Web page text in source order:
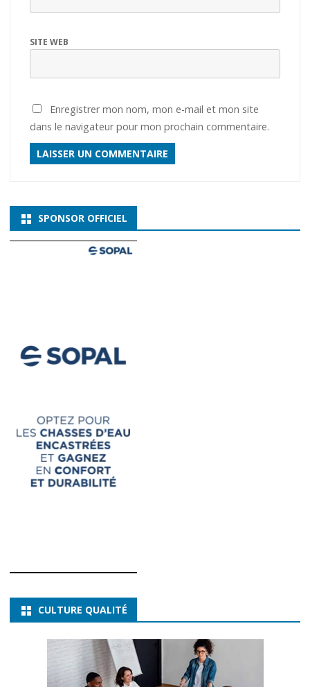
SITE WEB
Enregistrer mon nom, mon e-mail et mon site
dans le navigateur pour mon prochain commentaire.
SPONSOR OFFICIEL
CULTURE QUALITÉ